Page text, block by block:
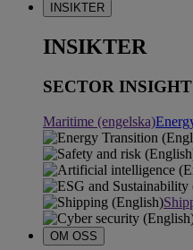
INSIKTER
INSIKTER
SECTOR
Maritime (engelska)
OM OSS